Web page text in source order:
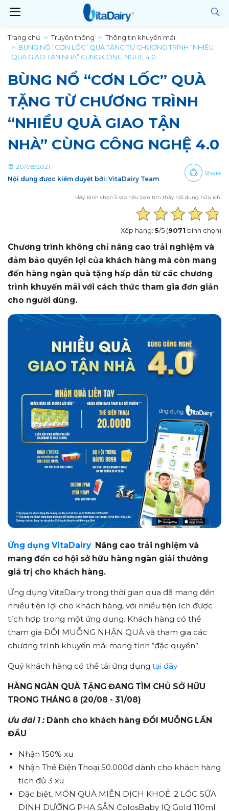
Trang chủ Truyền thông
Thông tin khuyến mãi
BÙNG NỔ “CƠN LỐC” QUÀ TẶNG TỪ CHƯƠNG TRÌNH “NHIỀU
QUÀ GIAO TẬN NHÀ” CÙNG CÔNG NGHỆ 4.0
BÙNG NỔ “CƠN LỐC” QUÀ
TẶNG TỪ CHƯƠNG TRÌNH
“NHIỀU QUÀ GIAO TẬN
NHÀ” CÙNG CÔNG NGHỆ 4.0
20/08/2021
Nội dung được kiểm duyệt bởi: VitaDairy Team
Share
Hãy bình chọn 5 sao nếu bạn tìm thấy nội dung hữu ích.
Xếp hạng: 5/5 (9071 bình chọn)
Chương trình không chỉ nâng cao trải nghiệm và
đảm bảo quyền lợi của khách hàng mà còn mang
đến hàng ngàn quà tặng hấp dẫn từ các chương
trình khuyến mãi với cách thức tham gia đơn giản
cho người dùng.
Ứng dụng VitaDairy Nâng cao trải nghiệm và
mang đến cơ hội sở hữu hàng ngàn giải thưởng
giá trị cho khách hàng.
Ứng dụng VitaDairy trong thời gian qua đã mang đến
nhiều tiện lợi cho khách hàng, với nhiều tiện ích được
tích hợp trong một ứng dụng. Khách hàng có thể
tham gia ĐỔI MUỖNG NHẬN QUÀ và tham gia các
chương trình khuyến mãi mang tính “đặc quyền”.
Quý khách hàng có thể tải ứng dụng tại đây
HÀNG NGÀN QUÀ TẶNG ĐANG TÌM CHỦ SỞ HỮU
TRONG THÁNG 8 (20/08 - 31/08)
Ưu đãi 1 : Dành cho khách hàng ĐỔI MUỖNG LẦN
ĐẦU
Nhận 150% xu
Nhận Thẻ Điện Thoại 50.000đ dành cho khách hàng
tích đủ 3 xu
Đặc biệt, MÓN QUÀ MIỄN DỊCH KHOẺ: 2 LỐC SỮA
DINH DƯỠNG PHA SẴN ColosBaby IQ Gold 110ml